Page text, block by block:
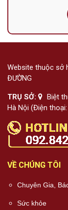
Website thuộc sở
ĐƯỜNG
TRỤ SỞ:
Biệt
Hà Nội (Điện thoại:
VỀ CHÚNG TÔI
Chuyên Gia,
Sức khỏe